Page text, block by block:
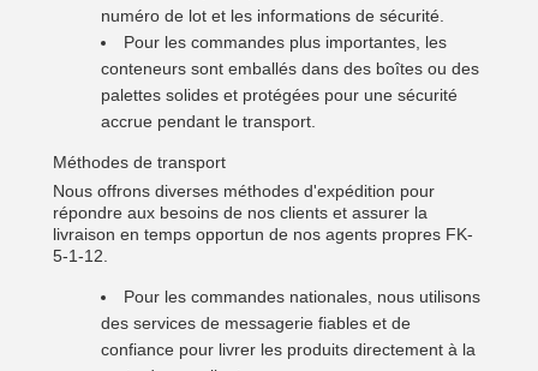
numéro de lot et les informations de sécurité.
Pour les commandes plus importantes, les
conteneurs sont emballés dans des boîtes ou des
palettes solides et protégées pour une sécurité
accrue pendant le transport.
Méthodes de transport
Nous offrons diverses méthodes d'expédition pour
répondre aux besoins de nos clients et assurer la
livraison en temps opportun de nos agents propres FK-
5-1-12.
Pour les commandes nationales, nous utilisons
des services de messagerie fiables et de
confiance pour livrer les produits directement à la